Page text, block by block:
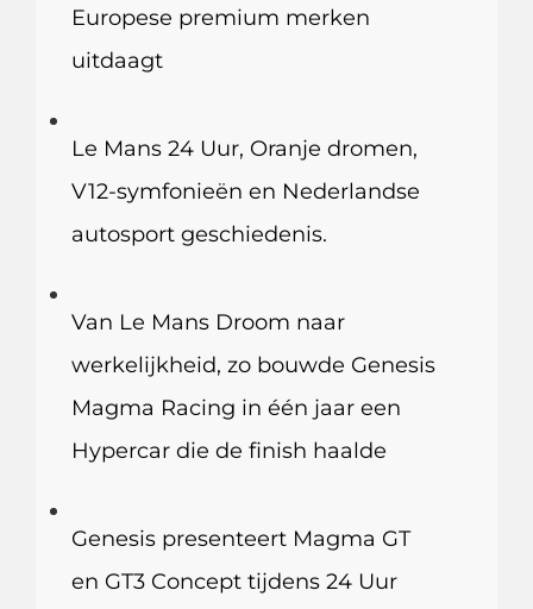
Europese premium merken
uitdaagt
Le Mans 24 Uur, Oranje dromen,
V12-symfonieën en Nederlandse
autosport geschiedenis.
Van Le Mans Droom naar
werkelijkheid, zo bouwde Genesis
Magma Racing in één jaar een
Hypercar die de finish haalde
Genesis presenteert Magma GT
en GT3 Concept tijdens 24 Uur